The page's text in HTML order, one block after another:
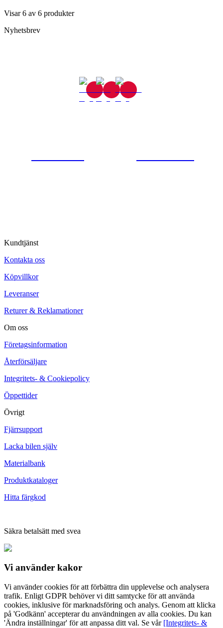
Visar6 av 6 produkter
Nyhetsbrev
Kundtjänst
Kontakta oss
Köpvillkor
Leveranser
Returer & Reklamationer
Om oss
Företagsinformation
Återförsäljare
Integritets- & Cookiepolicy
Öppettider
Övrigt
Fjärrsupport
Lacka bilen själv
Materialbank
Produktkataloger
Hitta färgkod
Säkra betalsätt med svea
Vi använder kakor
Vi använder cookies för att förbättra din upplevelse och analysera
trafik. Enligt GDPR behöver vi ditt samtycke för att använda
cookies, inklusive för marknadsföring och analys. Genom att klicka
på 'Godkänn' accepterar du användningen av alla cookies. Du kan
'Ändra inställningar' för att anpassa ditt val. Se vår [Integritets- &